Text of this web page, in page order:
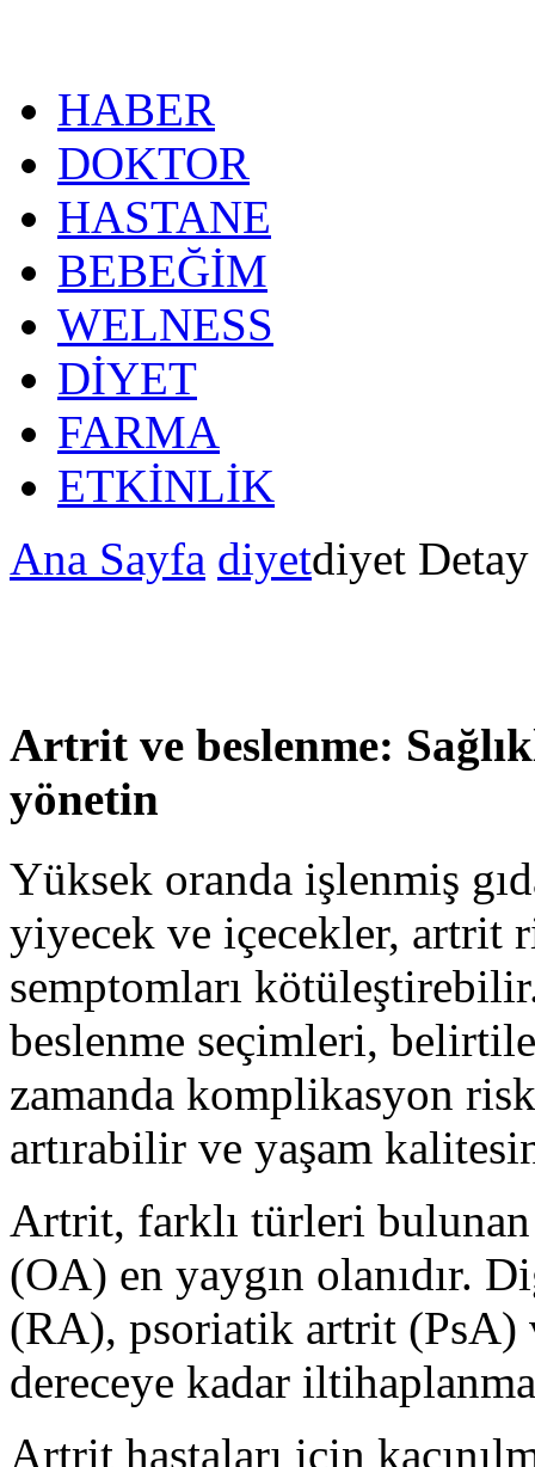
HABER
DOKTOR
HASTANE
BEBEĞİM
WELNESS
DİYET
FARMA
ETKİNLİK
Ana Sayfa diyetdiyet Detay
Artrit ve beslenme:
yönetin
Yüksek oranda işlenmiş
yiyecek ve içecekler, artrit
semptomları
beslenme seçimleri,
zamanda komplikasyon
artırabilir ve yaşam
Artrit, farklı türleri
(OA) en yaygın olanıdır.
(RA), psoriatik artrit (PsA)
dereceye kadar
Artrit hastaları için